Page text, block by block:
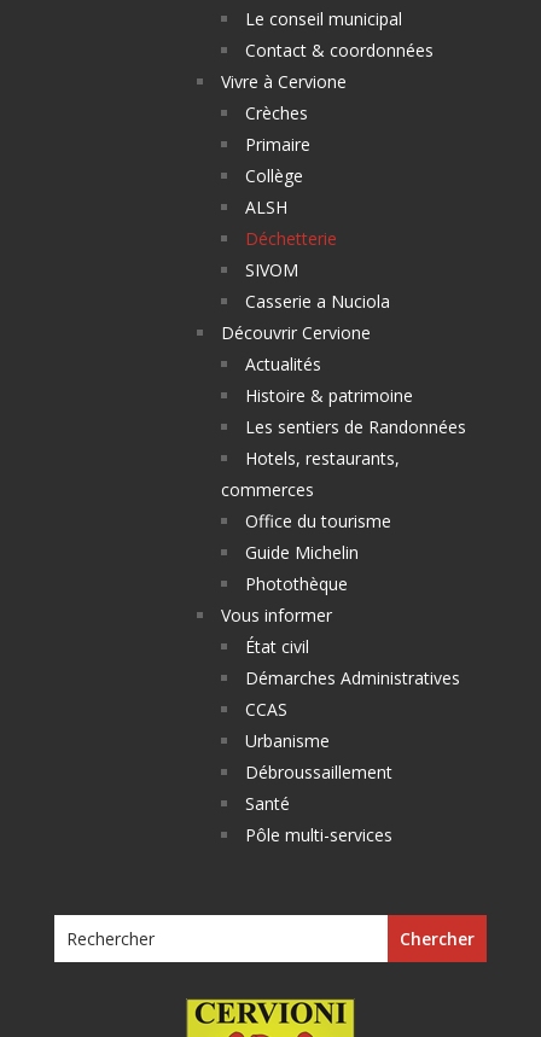
Le conseil municipal
Contact & coordonnées
Vivre à Cervione
Crèches
Primaire
Collège
ALSH
Déchetterie
SIVOM
Casserie a Nuciola
Découvrir Cervione
Actualités
Histoire & patrimoine
Les sentiers de Randonnées
Hotels, restaurants,
commerces
Office du tourisme
Guide Michelin
Photothèque
Vous informer
État civil
Démarches Administratives
CCAS
Urbanisme
Débroussaillement
Santé
Pôle multi-services